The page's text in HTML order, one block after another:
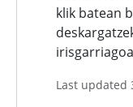
klik batean
Last updated